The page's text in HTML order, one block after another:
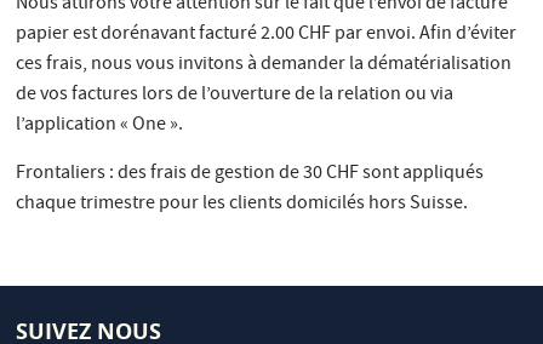
papier est dorénavant facturé 2.00 CHF par envoi. Afin d’éviter
ces frais, nous vous invitons à demander la dématérialisation
de vos factures lors de l’ouverture de la relation ou via
l’application « One ».
Frontaliers : des frais de gestion de 30 CHF sont appliqués
chaque trimestre pour les clients domicilés hors Suisse.
SUIVEZ NOUS